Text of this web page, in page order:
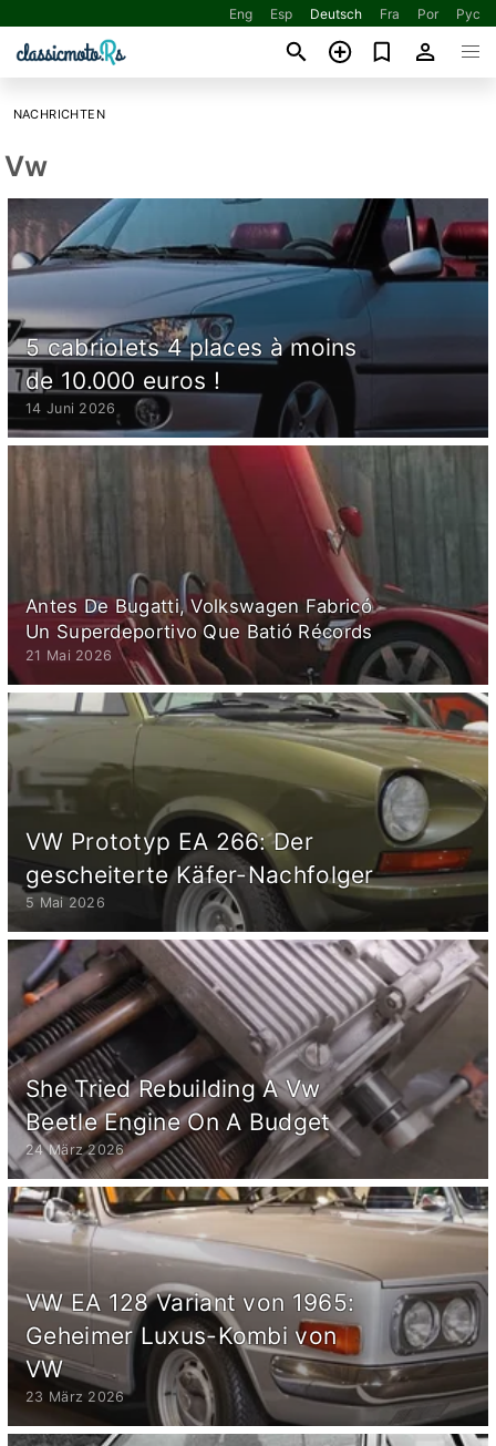
Eng Esp Deutsch Fra Por Рус
NACHRICHTEN
Vw
5 cabriolets 4 places à moins
de 10.000 euros !
14 Juni 2026
Antes De Bugatti, Volkswagen Fabricó
Un Superdeportivo Que Batió Récords
21 Mai 2026
VW Prototyp EA 266: Der
gescheiterte Käfer-Nachfolger
5 Mai 2026
She Tried Rebuilding A Vw
Beetle Engine On A Budget
24 März 2026
VW EA 128 Variant von 1965:
Geheimer Luxus-Kombi von
VW
23 März 2026